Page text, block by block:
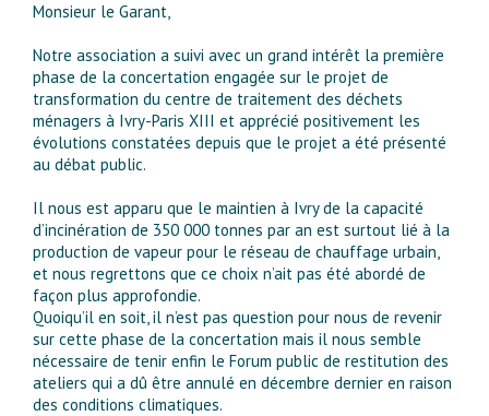
Monsieur le Garant,
Notre association a suivi avec un grand intérêt la première
phase de la concertation engagée sur le projet de
transformation du centre de traitement des déchets
ménagers à Ivry-Paris XIII et apprécié positivement les
évolutions constatées depuis que le projet a été présenté
au débat public.
Il nous est apparu que le maintien à Ivry de la capacité
d’incinération de 350 000 tonnes par an est surtout lié à la
production de vapeur pour le réseau de chauffage urbain,
et nous regrettons que ce choix n’ait pas été abordé de
façon plus approfondie.
Quoiqu’il en soit, il n’est pas question pour nous de revenir
sur cette phase de la concertation mais il nous semble
nécessaire de tenir enfin le Forum public de restitution des
ateliers qui a dû être annulé en décembre dernier en raison
des conditions climatiques.